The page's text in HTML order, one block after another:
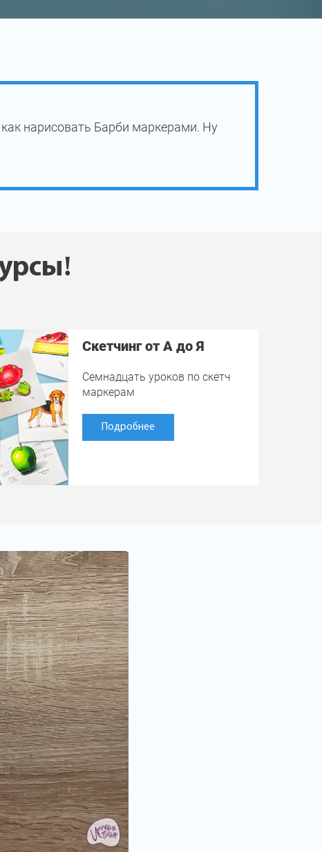
нарисовать Барби маркерами. Ну
Скетчинг от А до Я
Семнадцать уроков по скетч
маркерам
Подробнее